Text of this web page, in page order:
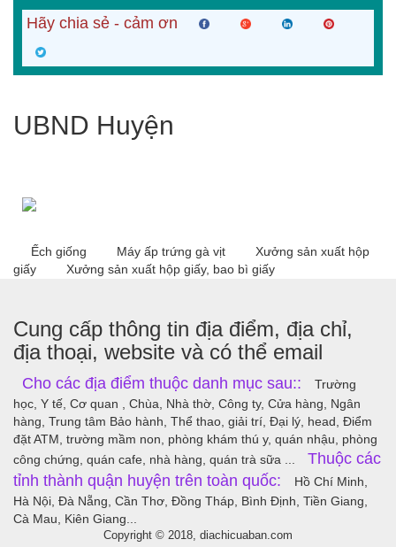
Hãy chia sẻ - cảm ơn
UBND Huyện
Ếch giống Máy ấp trứng gà vịt
Xưởng sản xuất hộp
giấy
Xưởng sản xuất hộp giấy, bao bì giấy
Cung cấp thông tin địa điểm, địa chỉ,
địa thoại, website và có thể email
Cho các địa điểm thuộc danh mục sau::
Trường
học, Y tế, Cơ quan , Chùa, Nhà thờ, Công ty, Cửa hàng, Ngân
hàng, Trung tâm Bảo hành, Thể thao, giải trí, Đại lý, head, Điểm
đặt ATM, trường mầm non, phòng khám thú y, quán nhậu, phòng
công chứng, quán cafe, nhà hàng, quán trà sữa ...
Thuộc các
tỉnh thành quận huyện trên toàn quốc:
Hồ Chí Minh,
Hà Nội, Đà Nẵng, Cần Thơ, Đồng Tháp, Bình Định, Tiền Giang,
Cà Mau, Kiên Giang...
Copyright © 2018, diachicuaban.com